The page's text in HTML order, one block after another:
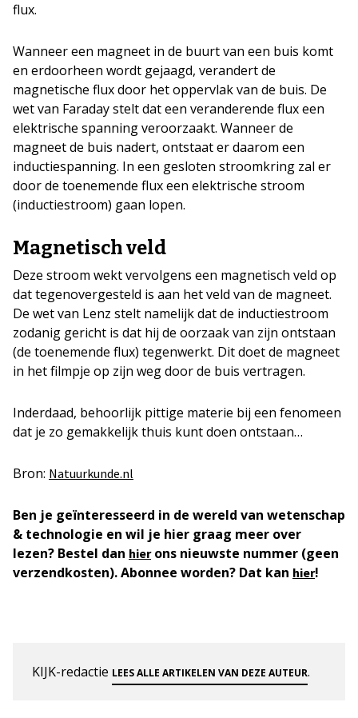
flux.
Wanneer een magneet in de buurt van een buis komt
en erdoorheen wordt gejaagd, verandert de
magnetische flux door het oppervlak van de buis. De
wet van Faraday stelt dat een veranderende flux een
elektrische spanning veroorzaakt. Wanneer de
magneet de buis nadert, ontstaat er daarom een
inductiespanning. In een gesloten stroomkring zal er
door de toenemende flux een elektrische stroom
(inductiestroom) gaan lopen.
Magnetisch veld
Deze stroom wekt vervolgens een magnetisch veld op
dat tegenovergesteld is aan het veld van de magneet.
De wet van Lenz stelt namelijk dat de inductiestroom
zodanig gericht is dat hij de oorzaak van zijn ontstaan
(de toenemende flux) tegenwerkt. Dit doet de magneet
in het filmpje op zijn weg door de buis vertragen.
Inderdaad, behoorlijk pittige materie bij een fenomeen
dat je zo gemakkelijk thuis kunt doen ontstaan…
Bron: Natuurkunde.nl
Ben je geïnteresseerd in de wereld van wetenschap
& technologie en wil je hier graag meer over
lezen? Bestel dan hierons nieuwste nummer (geen
verzendkosten). Abonnee worden? Dat kan hier!
KIJK-redactie LEES ALLE ARTIKELEN VAN DEZE AUTEUR.